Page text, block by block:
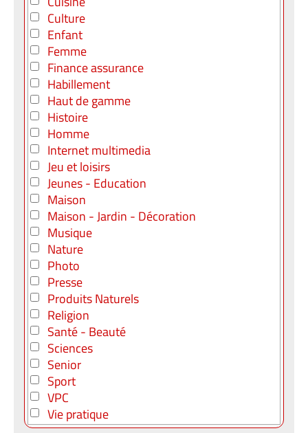
Culture
Enfant
Femme
Finance assurance
Habillement
Haut de gamme
Histoire
Homme
Internet multimedia
Jeu et loisirs
Jeunes - Education
Maison
Maison - Jardin - Décoration
Musique
Nature
Photo
Presse
Produits Naturels
Religion
Santé - Beauté
Sciences
Senior
Sport
VPC
Vie pratique